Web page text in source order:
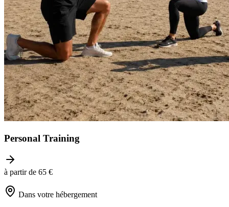
Personal Training
à partir de 65 €
Dans votre hébergement